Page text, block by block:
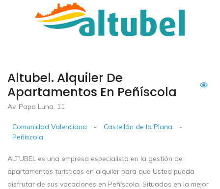
Altubel. Alquiler De
Apartamentos En Peñíscola
Av. Papa Luna, 11
Comunidad Valenciana - Castellón de la Plana
-
Peñíscola
ALTUBEL es una empresa especialista en la gestión de
apartamentos turísticos en alquiler para que Usted pueda
disfrutar de sus vacaciones en Peñíscola. Situados en la mejor